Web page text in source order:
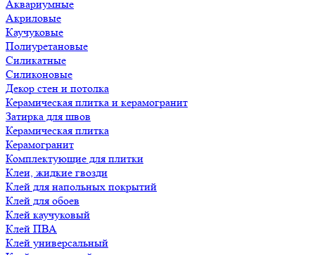
Аквариумные
Акриловые
Каучуковые
Полиуретановые
Силикатные
Силиконовые
Декор стен и потолка
Керамическая плитка и керамогранит
Затирка для швов
Керамическая плитка
Керамогранит
Комплектующие для плитки
Клеи, жидкие гвозди
Клей для напольных покрытий
Клей для обоев
Клей каучуковый
Клей ПВА
Клей универсальный